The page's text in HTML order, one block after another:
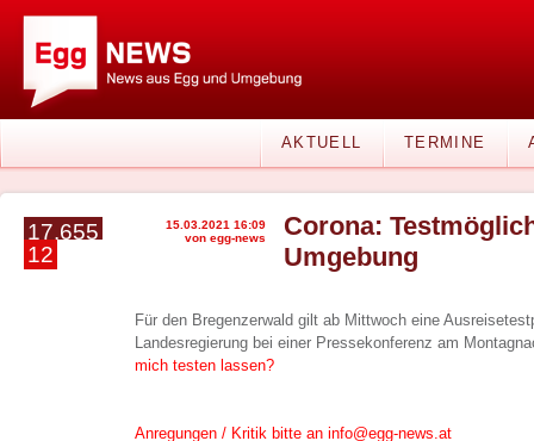
AKTUELL TERMINE
17.655
12
15.03.2021 16:09
von egg-news
Corona:
Umgebung
Für den Bregenzerwald gilt ab Mittwoch eine
Landesregierung bei einer Pressekonferenz am
mich testen lassen?
Anregungen / Kritik bitte an info@egg-news.at